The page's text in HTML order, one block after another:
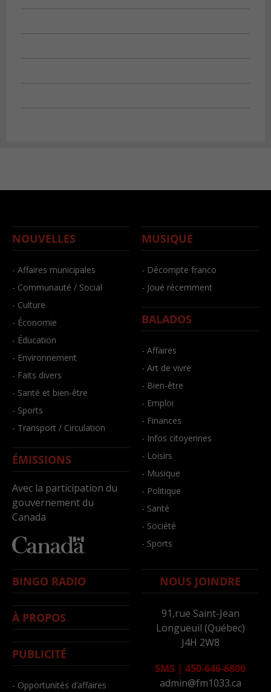
NOUVELLES
- Affaires municipales
- Communauté / Social
- Culture
- Économie
- Éducation
- Environnement
- Faits divers
- Santé et bien-être
- Sports
- Transport / Circulation
ÉMISSIONS
Avec la participation du
gouvernement du
Canada
MUSIQUE
- Décompte franco
- Joué récemment
BALADOS
- Affaires
- Art de vivre
- Bien-être
- Emploi
- Finances
- Infos citoyennes
- Loisirs
- Musique
- Politique
- Santé
- Société
- Sports
BINGO RADIO
À PROPOS
PUBLICITÉ
- Opportunités d’affaires
NOUS JOINDRE
91,rue Saint-Jean
Longueuil (Québec)
J4H 2W8
SMS | 450-646-6800
admin@fm1033.ca